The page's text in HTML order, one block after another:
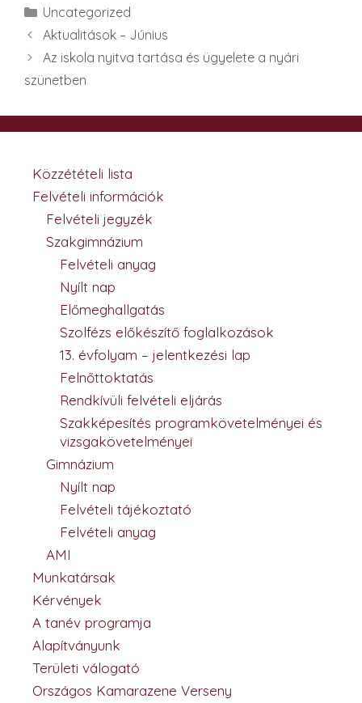
Kategória
Uncategorized
Aktualitások – Június
Az iskola nyitva tartása és ügyelete a nyári
szünetben
Közzétételi lista
Felvételi információk
Felvételi jegyzék
Szakgimnázium
Felvételi anyag
Nyílt nap
Előmeghallgatás
Szolfézs előkészítő foglalkozások
13. évfolyam – jelentkezési lap
Felnőttoktatás
Rendkívüli felvételi eljárás
Szakképesítés programkövetelményei és
vizsgakövetelményei
Gimnázium
Nyílt nap
Felvételi tájékoztató
Felvételi anyag
AMI
Munkatársak
Kérvények
A tanév programja
Alapítványunk
Területi válogató
Országos Kamarazene Verseny